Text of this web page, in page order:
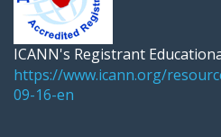
ICANN's Registrant
https://www.icann.org/
09-16-en